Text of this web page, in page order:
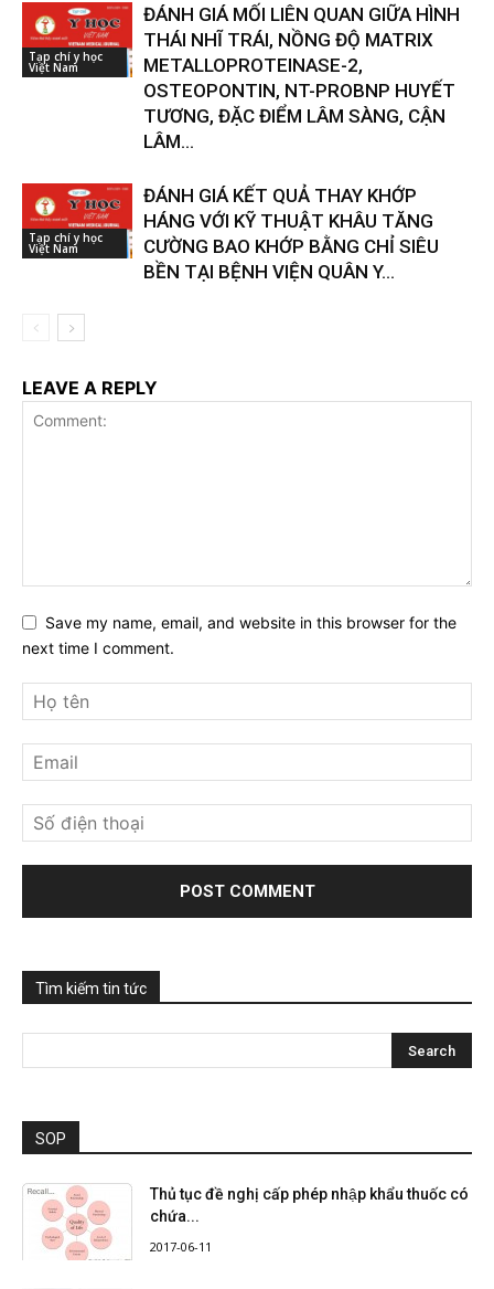
Tạp chí y học
Việt Nam
ĐÁNH GIÁ MỐI LIÊN QUAN GIỮA HÌNH
THÁI NHĨ TRÁI, NỒNG ĐỘ MATRIX
METALLOPROTEINASE-2,
OSTEOPONTIN, NT-PROBNP HUYẾT
TƯƠNG, ĐẶC ĐIỂM LÂM SÀNG, CẬN
LÂM...
Tạp chí y học
Việt Nam
ĐÁNH GIÁ KẾT QUẢ THAY KHỚP
HÁNG VỚI KỸ THUẬT KHÂU TĂNG
CƯỜNG BAO KHỚP BẰNG CHỈ SIÊU
BỀN TẠI BỆNH VIỆN QUÂN Y...
LEAVE A REPLY
Save my name, email, and website in this browser for the
next time I comment.
Tìm kiếm tin tức
SOP
Thủ tục đề nghị cấp phép nhập khẩu thuốc có
chứa...
2017-06-11